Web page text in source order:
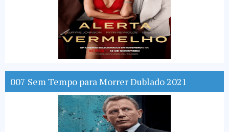
007 Sem Tempo para Morrer Dublado 2021